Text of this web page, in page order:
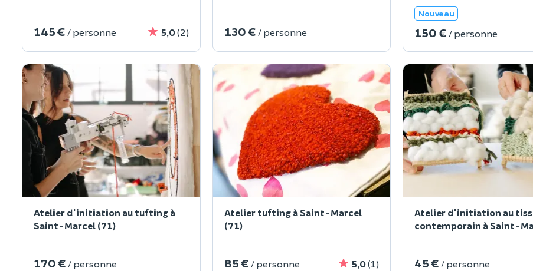
145 € / personne 5,0(2) 130 € / personne
Nouveau
150 € / personne
Atelier d'initiation au tufting à
Saint-Marcel (71)
170 € / personne
Atelier tufting à Saint-Marcel
(71)
85 € / personne 5,0(1)
Atelier d'initiation au
contemporain à Saint-
45 € / personne